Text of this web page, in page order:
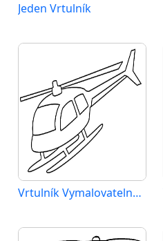
Jeden Vrtulník
Vrtulník Vymalovatelné pro Děti